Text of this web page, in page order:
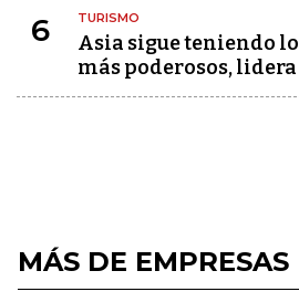
6 TURISMO
Asia sigue teniendo
más poderosos,
MÁS DE EMPRESAS